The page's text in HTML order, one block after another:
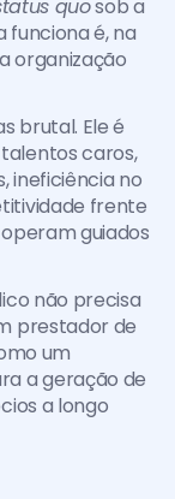
quo sob a
funciona é, na
organização
brutal. Ele é
caros,
ineficiência no
frente
guiados
não precisa
prestador de
um
a geração de
a longo